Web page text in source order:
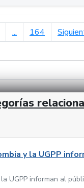
... 164
y la UGPP
UGPP informan al